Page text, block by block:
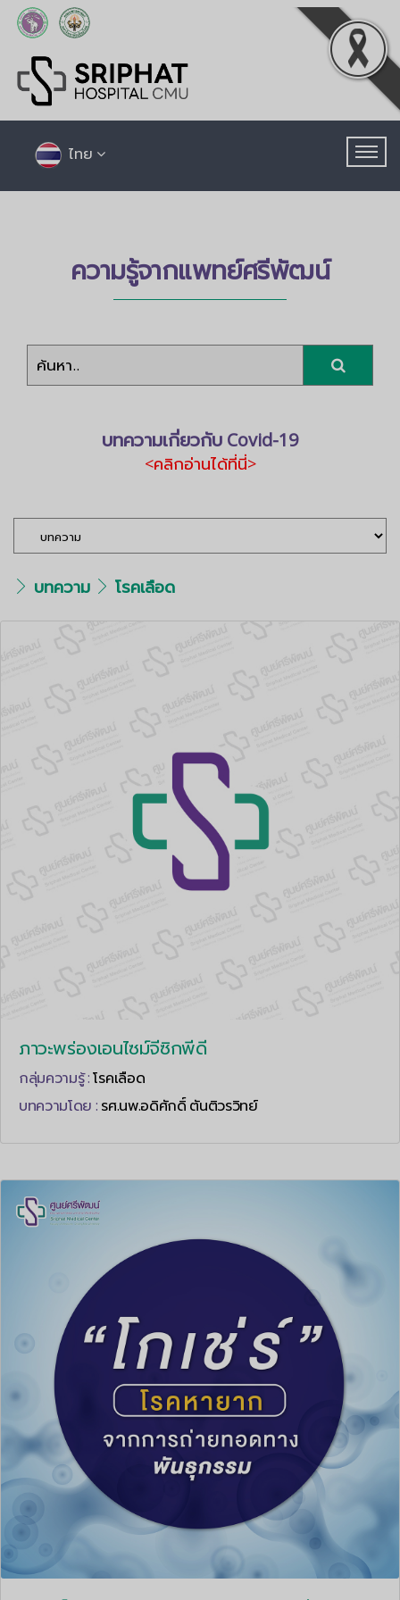
ไทย
ความรู้จากแพทย์ศรีพัฒน์
บทความเกี่ยวกับ Covid-19
<คลิกอ่านได้ที่นี่>
บทความ โรคเลือด
ภาวะพร่องเอนไซม์จีซิกพีดี
กลุ่มความรู้ :โรคเลือด
บทความโดย : รศ.นพ.อดิศักดิ์ ตันติวรวิทย์